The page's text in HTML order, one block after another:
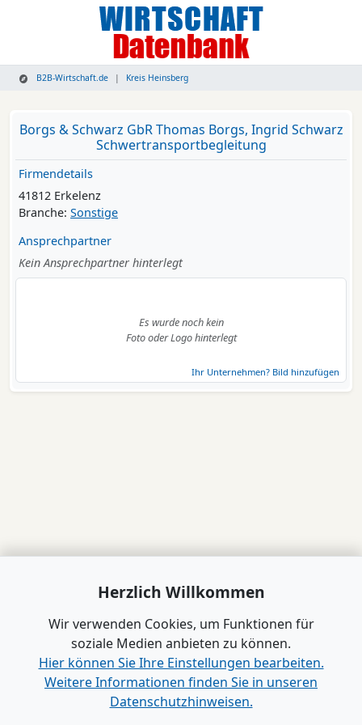
B2B-Wirtschaft.de Kreis Heinsberg
Borgs & Schwarz GbR Thomas Borgs, Ingrid Schwarz
Schwertransportbegleitung
Firmendetails
41812 Erkelenz
Branche: Sonstige
Ansprechpartner
Kein Ansprechpartner hinterlegt
Es wurde noch kein
Foto oder Logo hinterlegt
Ihr Unternehmen? Bild hinzufügen
Herzlich Willkommen
Wir verwenden Cookies, um Funktionen für
soziale Medien anbieten zu können.
Hier können Sie Ihre Einstellungen bearbeiten.
Weitere Informationen finden Sie in unseren
Datenschutzhinweisen.